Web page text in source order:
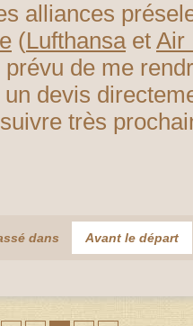
alliances
(Lufthansaet Air
prévu de me
devis
très
dans Avant le départ